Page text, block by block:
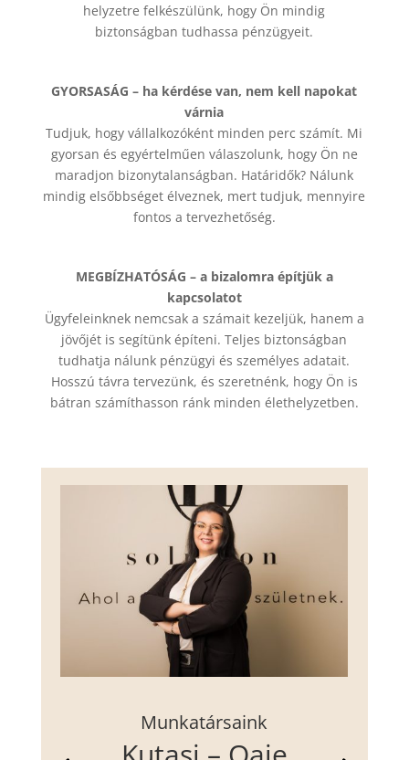
helyzetre felkészülünk, hogy Ön mindig
biztonságban tudhassa pénzügyeit.
GYORSASÁG – ha kérdése van, nem kell napokat
várnia
Tudjuk, hogy vállalkozóként minden perc számít. Mi
gyorsan és egyértelműen válaszolunk, hogy Ön ne
maradjon bizonytalanságban. Határidők? Nálunk
mindig elsőbbséget élveznek, mert tudjuk, mennyire
fontos a tervezhetőség.
MEGBÍZHATÓSÁG – a bizalomra építjük a
kapcsolatot
Ügyfeleinknek nemcsak a számait kezeljük, hanem a
jövőjét is segítünk építeni. Teljes biztonságban
tudhatja nálunk pénzügyi és személyes adatait.
Hosszú távra tervezünk, és szeretnénk, hogy Ön is
bátran számíthasson ránk minden élethelyzetben.
Munkatársaink